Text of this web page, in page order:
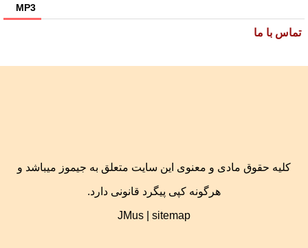
MP3
تماس با ما
کلیه حقوق مادی و معنوی این سایت متعلق به جیموز میباشد و
هرگونه کپی پیگرد قانونی دارد.
JMus |sitemap